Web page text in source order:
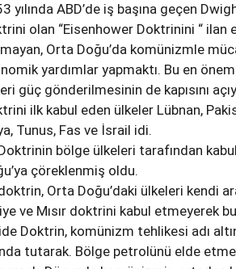
yılında ABD’de iş başına geçen
olan “Eisenhower Doktrinini “
Orta Doğu’da komünizmle
yardımlar yapmaktı. Bu en
güç gönderilmesinin de kapısını
ilk kabul eden ülkeler Lübnan,
Tunus, Fas ve İsrail idi.
bölge ülkeleri tarafından
çöreklenmiş oldu.
Orta Doğu’daki ülkeleri kendi
ve Mısır doktrini kabul etmeyerek
Doktrin, komünizm tehlikesi adı
tutarak. Bölge petrolünü elde